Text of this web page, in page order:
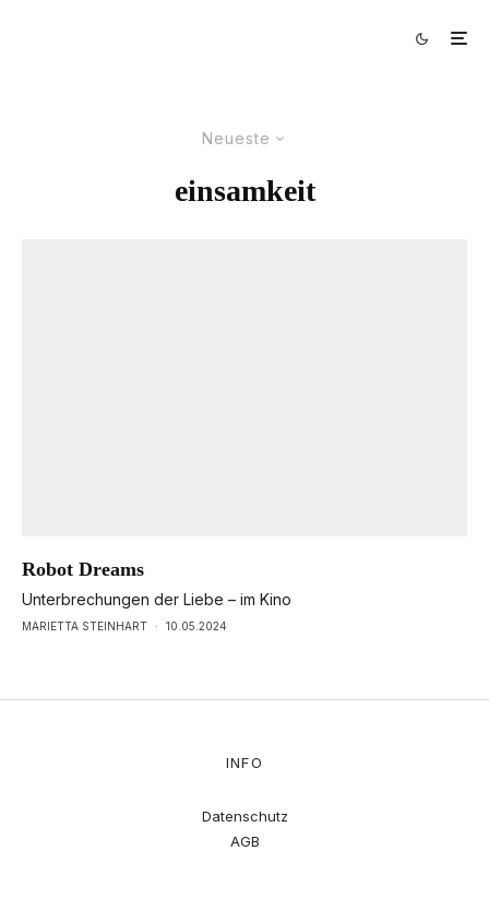
Neueste
einsamkeit
Robot Dreams
Unterbrechungen der Liebe – im Kino
MARIETTA STEINHART · 10.05.2024
INFO
Datenschutz
AGB